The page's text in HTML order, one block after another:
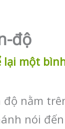
độ
lại một
độ nằm
nói